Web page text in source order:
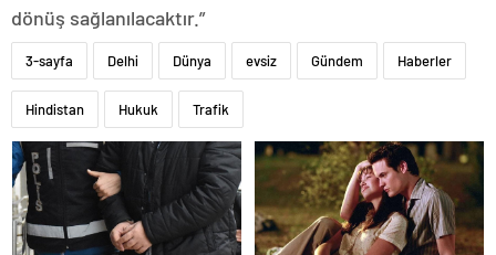
dönüş sağlanılacaktır.”
3-sayfa Delhi Dünya evsiz Gündem Haberler
Hindistan Hukuk Trafik